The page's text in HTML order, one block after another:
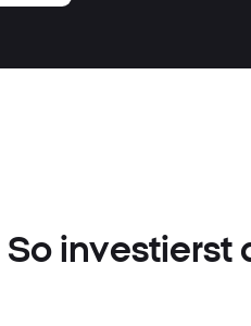
So investierst